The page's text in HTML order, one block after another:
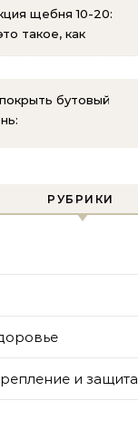
ищебня 10-20:
такое, как
бутовый
РУБРИКИ
и защита